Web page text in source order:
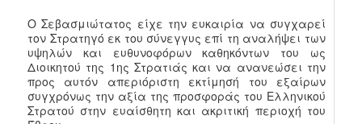
Ο Σεβασμιώτατος είχε την ευκαιρία να συγχαρεί
τον Στρατηγό εκ του σύνεγγυς επί τη αναλήψει των
υψηλών και ευθυνοφόρων καθηκόντων του ως
Διοικητού της 1ης Στρατιάς και να ανανεώσει την
προς αυτόν απεριόριστη εκτίμησή του εξαίρων
συγχρόνως την αξία της προσφοράς του Ελληνικού
Στρατού στην ευαίσθητη και ακριτική περιοχή του